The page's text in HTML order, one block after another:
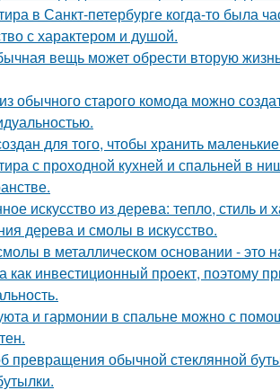
в Санкт-петербурге когда-то была
с характером и душой.
вещь может обрести вторую
обычного старого комода можно
для того, чтобы хранить
с проходной кухней и спальней в
искусство из дерева: тепло, стиль и
дерева и смолы в искусство.
в металлическом основании - это
как инвестиционный проект, поэтому
и гармонии в спальне можно с
превращения обычной стеклянной